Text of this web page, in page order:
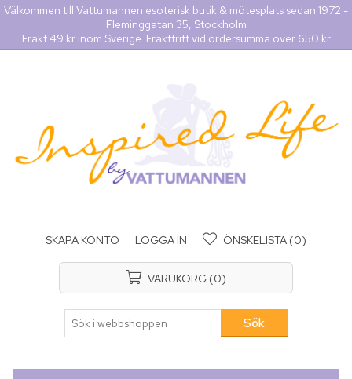
Välkommen till Vattumannen esoterisk butik & mötesplats sedan 1972 -
Fleminggatan 35, Stockholm
Frakt 49 kr inom Sverige. Fraktfritt vid ordersumma över 650 kr
SKAPA KONTO LOGGA IN ÖNSKELISTA (0)
VARUKORG (0)